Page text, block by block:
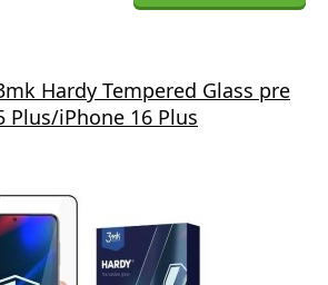
Hardy Tempered Glass pre
Plus/iPhone 16 Plus